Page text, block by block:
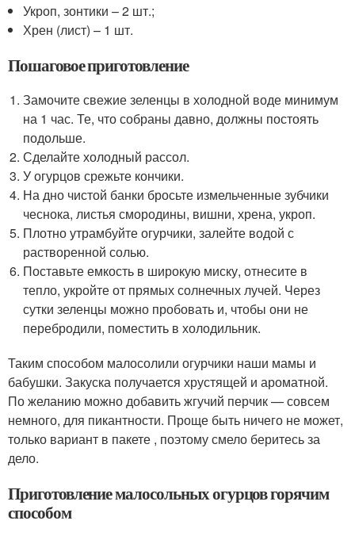
Укроп, зонтики – 2 шт.;
Хрен (лист) – 1 шт.
Пошаговое приготовление
Замочите свежие зеленцы в холодной воде минимум
на 1 час. Те, что собраны давно, должны постоять
подольше.
Сделайте холодный рассол.
У огурцов срежьте кончики.
На дно чистой банки бросьте измельченные зубчики
чеснока, листья смородины, вишни, хрена, укроп.
Плотно утрамбуйте огурчики, залейте водой с
растворенной солью.
Поставьте емкость в широкую миску, отнесите в
тепло, укройте от прямых солнечных лучей. Через
сутки зеленцы можно пробовать и, чтобы они не
перебродили, поместить в холодильник.
Таким способом малосолили огурчики наши мамы и
бабушки. Закуска получается хрустящей и ароматной.
По желанию можно добавить жгучий перчик — совсем
немного, для пикантности. Проще быть ничего не может,
только вариант в пакете , поэтому смело беритесь за
дело.
Приготовление малосольных огурцов горячим
способом